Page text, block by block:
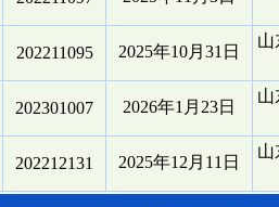
202211095 2025年10月31日
山
202301007 2026年1月23日
山
202212131 2025年12月11日
山